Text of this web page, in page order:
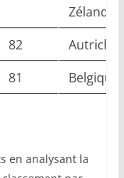
Zélande
82
Autriche
81 Belgique
en analysant la